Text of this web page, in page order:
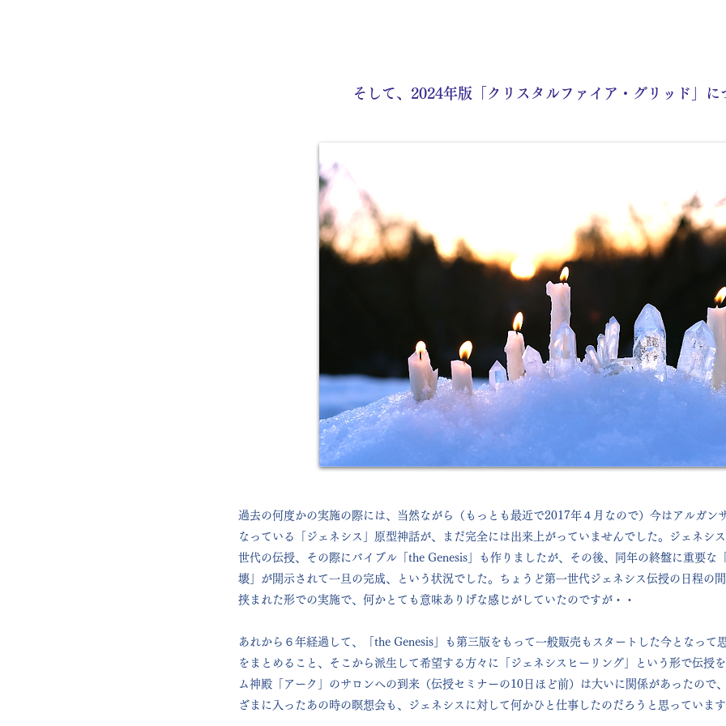
そして、2024年版「クリスタルファイア・グリッド」に
過去の何度かの実施の際には、当然ながら（もっとも最近で2017年４月なので）今はアルガン
なっている「ジェネシス」原型神話が、まだ完全には出来上がっていませんでした。ジェネシ
世代の伝授、その際にバイブル「the Genesis」も作りましたが、その後、同年の終盤に重要な
壊」が開示されて一旦の完成、という状況でした。ちょうど第一世代ジェネシス伝授の日程の
挟まれた形での実施で、何かとても意味ありげな感じがしていたのですが・・
あれから６年経過して、「the Genesis」も第三版をもって一般販売もスタートした今となって
をまとめること、そこから派生して希望する方々に「ジェネシスヒーリング」という形で伝授
ム神殿「アーク」のサロンへの到来（伝授セミナーの10日ほど前）は大いに関係があったので
ざまに入ったあの時の瞑想会も、ジェネシスに対して何かひと仕事したのだろうと思っていま